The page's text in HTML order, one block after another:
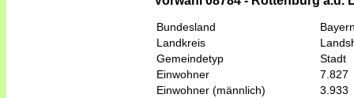
Bundesland
Landkreis
Gemeindetyp
Stadt
Einwohner
7.827
Einwohner (männlich)
3.933